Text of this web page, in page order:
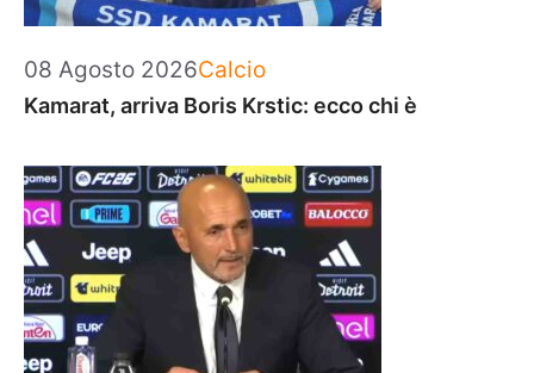
08 Agosto 2026Categorie
Calcio
Kamarat, arriva Boris Krstic: ecco chi è